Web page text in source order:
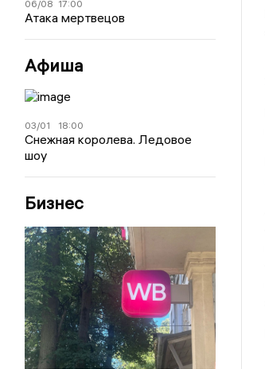
06/08 17:00
Атака мертвецов
Афиша
03/01 18:00
Снежная королева. Ледовое
шоу
Бизнес